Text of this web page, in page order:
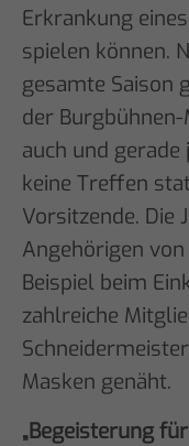
Erkrankung
spielen können.
gesamte Saison
der
auch und
keine Treffen
Vorsitzende. Die
Angehörigen
Beispiel beim
zahlreiche
Masken genäht.
„Begeisterung